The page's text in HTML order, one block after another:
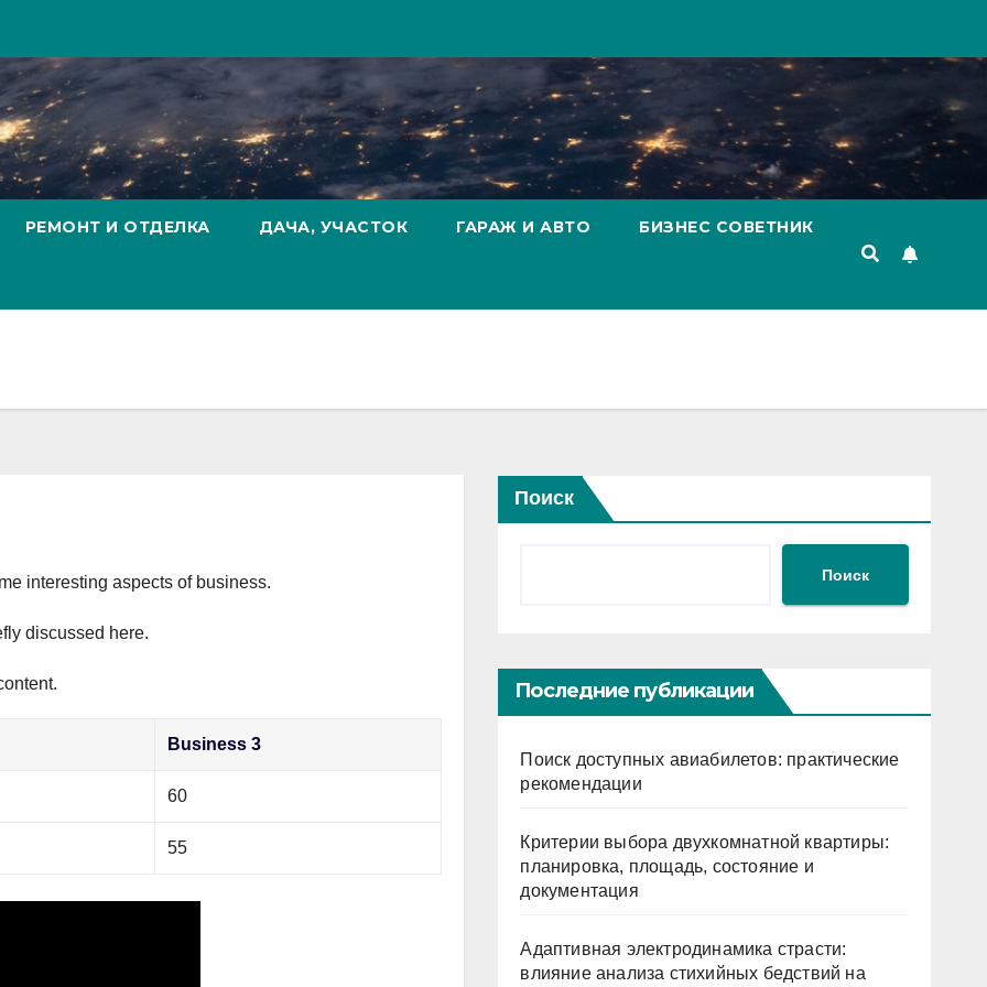
РЕМОНТ И ОТДЕЛКА ДАЧА, УЧАСТОК ГАРАЖ И АВТО БИЗНЕС СОВЕТНИК
interesting aspects of business.
discussed here.
Business 3
60
55
Поиск
Поиск
Последние публикации
Поиск доступных авиабилетов: практические
рекомендации
Критерии выбора двухкомнатной квартиры:
планировка, площадь, состояние и
документация
Адаптивная электродинамика страсти:
влияние анализа стихийных бедствий на